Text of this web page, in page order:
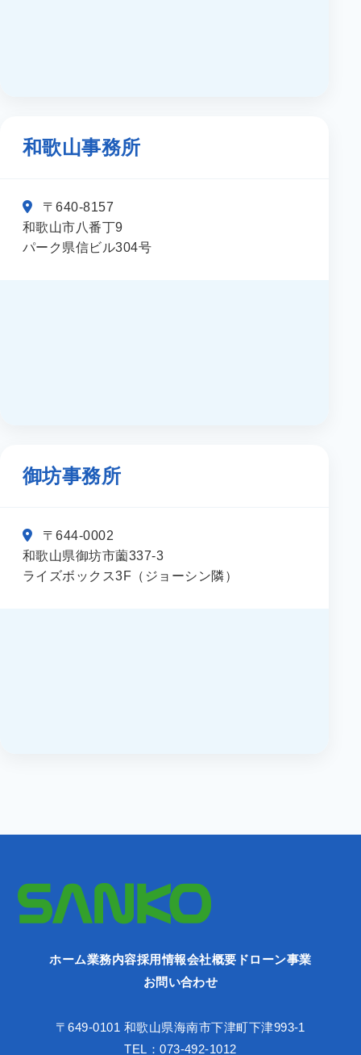
和歌山事務所
〒640-8157
和歌山市八番丁9
パーク県信ビル304号
御坊事務所
〒644-0002
和歌山県御坊市薗337-3
ライズボックス3F（ジョーシン隣）
ホーム業務内容採用情報会社概要 ドローン事業
お問い合わせ
〒649-0101 和歌山県海南市下津町下津993-1
TEL：073-492-1012